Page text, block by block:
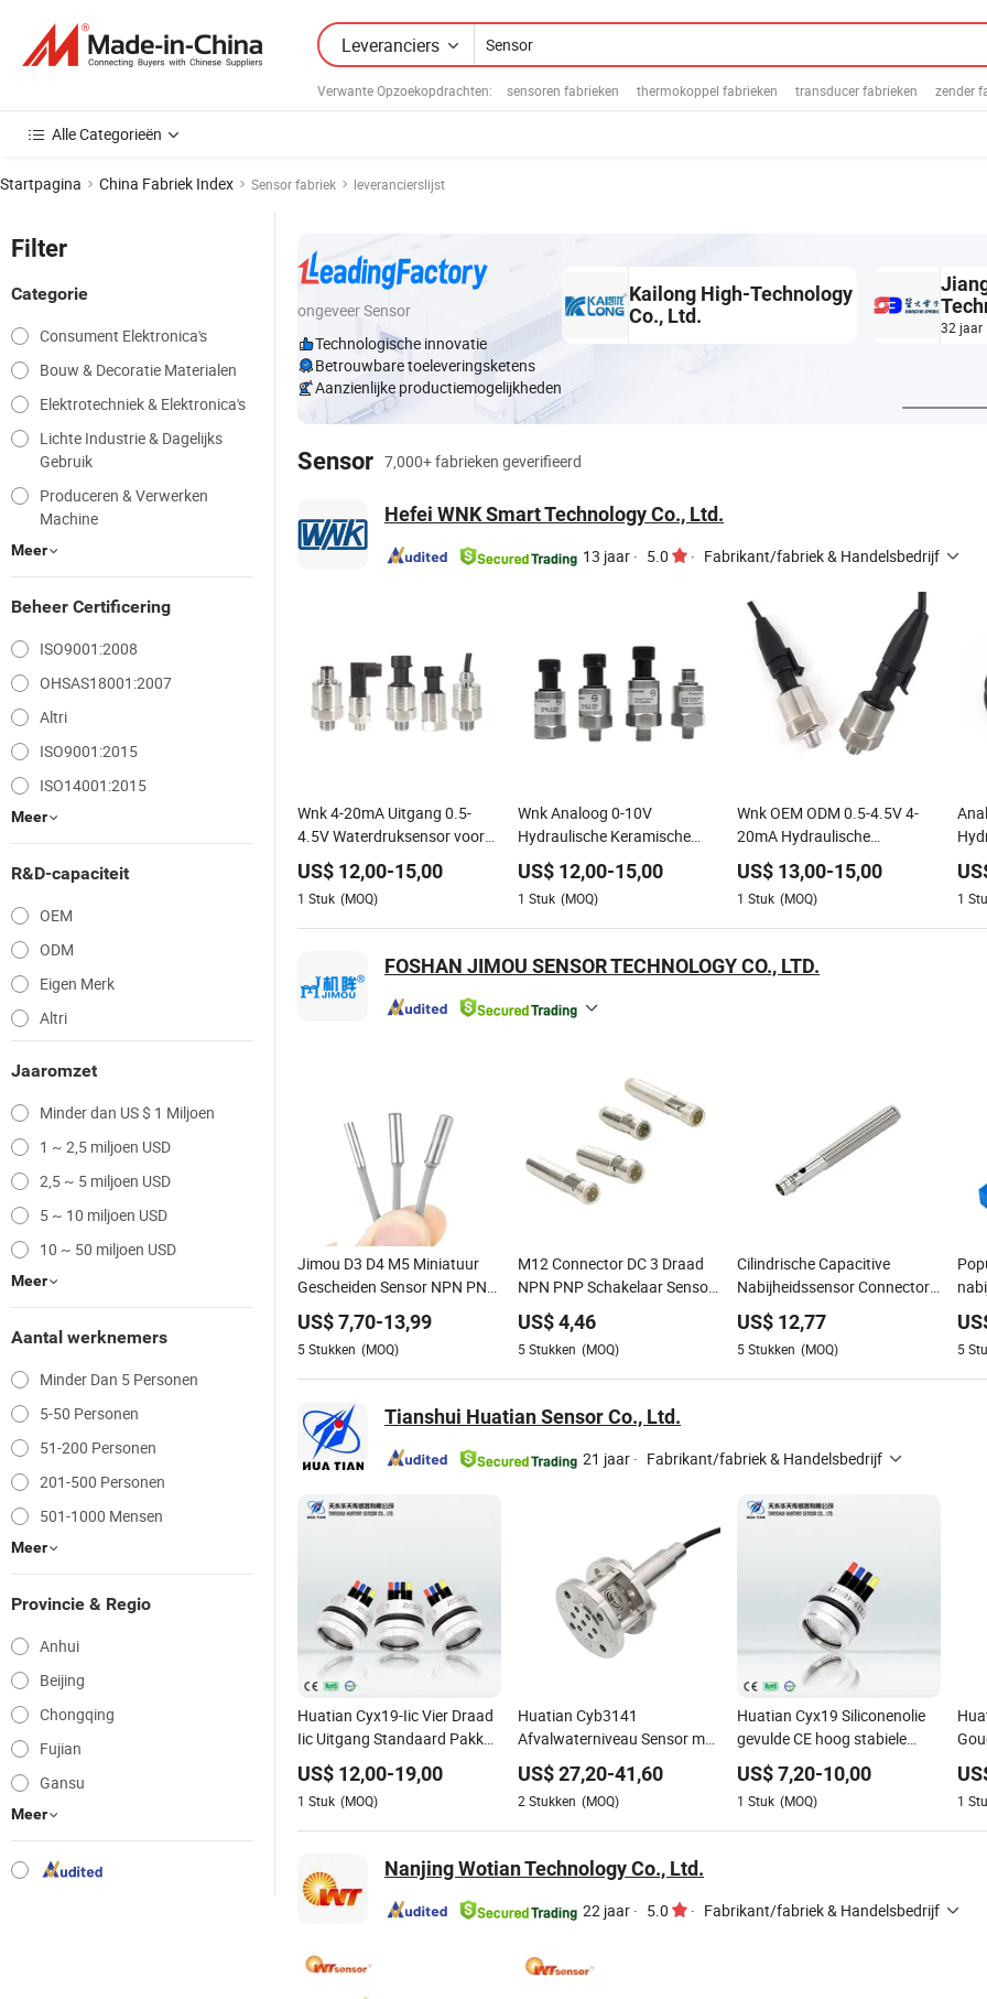
Leveranciers
Verwante Opzoekopdrachten: sensoren fabrieken thermokoppel fabrieken transducer fabrieken zender
Alle Categorieën
Startpagina China Fabriek Index Sensor fabriek leverancierslijst
Filter
Categorie
Consument Elektronica's
Bouw & Decoratie Materialen
Elektrotechniek & Elektronica's
Lichte Industrie & Dagelijks
Gebruik
Produceren & Verwerken
Machine
Meer
Beheer Certificering
ISO9001:2008
OHSAS18001:2007
Altri
ISO9001:2015
ISO14001:2015
Meer
R&D-capaciteit
OEM
ODM
Eigen Merk
Altri
Jaaromzet
Minder dan US $ 1 Miljoen
1 ~ 2,5 miljoen USD
2,5 ~ 5 miljoen USD
5 ~ 10 miljoen USD
10 ~ 50 miljoen USD
Meer
Aantal werknemers
Minder Dan 5 Personen
5-50 Personen
51-200 Personen
201-500 Personen
501-1000 Mensen
Meer
Provincie & Regio
Anhui
Beijing
Chongqing
Fujian
Gansu
Meer
ongeveer Sensor
Technologische innovatie
Betrouwbare toeleveringsketens
Aanzienlijke productiemogelijkheden
Kailong High-Technology
Co., Ltd.
32 jaar
Sensor 7,000+ fabrieken geverifieerd
Hefei WNK Smart Technology Co., Ltd.
13 jaar · 5.0 · Fabrikant/fabriek & Handelsbedrijf
Wnk 4-20mA Uitgang 0.5-
4.5V Waterdruksensor voor
Lucht Gas
US$ 12,00-15,00
1 Stuk (MOQ)
Wnk Analoog 0-10V
Hydraulische Keramische
Druksensor Transducer
US$ 12,00-15,00
1 Stuk (MOQ)
Wnk OEM ODM 0.5-4.5V 4-
20mA Hydraulische
Druksensor voor Water Olie
US$ 13,00-15,00
1 Stuk (MOQ) 1
FOSHAN JIMOU SENSOR TECHNOLOGY CO., LTD.
Jimou D3 D4 M5 Miniatuur
Gescheiden Sensor NPN PNP
Uitgang Vlak Inductieve
Nabijheidssensor DC Drie
Draad Fabrieksverkoop
Lengte 15mm
US$7,70-13,99
5Stukken (MOQ)
M12 Connector DC 3 Draad
NPN PNP Schakelaar Sensor
Industriële Apparatuur
Waterdichte Inductieve
Nabijheidssensor
US$4,46
5 Stukken (MOQ)
Cilindrische Capacitive
Nabijheidssensor Connector
Vlak Niet-Vlak Type IP67 10-
30VDC NPN PNP Normaal
Open Normaal Gesloten voor
Vloeistof en Niet-Metalen
US$ 12,77
5Stukken (MOQ) 5
Tianshui Huatian Sensor Co., Ltd.
21 jaar · Fabrikant/fabriek & Handelsbedrijf
Huatian Cyx19-Iic Vier Draad
Iic Uitgang Standaard Pakket
Kaart Druksensor
US$ 12,00-19,00
1 Stuk (MOQ)
Huatian Cyb3141
Afvalwaterniveau Sensor met
Flens Drukniveau Transmitter
US$27,20-41,60
2 Stukken (MOQ)
Huatian Cyx19 Siliconenolie
gevulde CE hoog stabiele
piëzoresistieve OEM
druksensor
US$7,20-10,00
1 Stuk (MOQ) 1
Nanjing Wotian Technology Co., Ltd.
22 jaar · 5.0 · Fabrikant/fabriek & Handelsbedrijf